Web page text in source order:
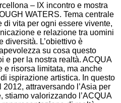
– IX incontro e mostra
WATERS. Tema centrale
di vita per ogni essere vivente,
e relazione tra uomini
diversità. L’obiettivo è
su cosa questo
e per la nostra realtà. ACQUA
e risorsa limitata, ma anche
ispirazione artistica. In questo
attraversando l’Asia per
stiamo valorizzando l’ACQUA